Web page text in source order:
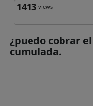
1413 views
¿puedo cobrar
cumulada.